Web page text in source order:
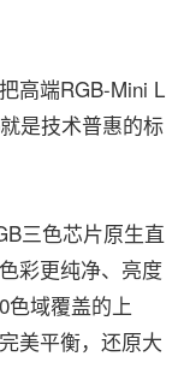
高端RGB-Mini L
是技术普惠的标
三色芯片原生直
彩更纯净、亮度
色域覆盖的上
美平衡，还原大